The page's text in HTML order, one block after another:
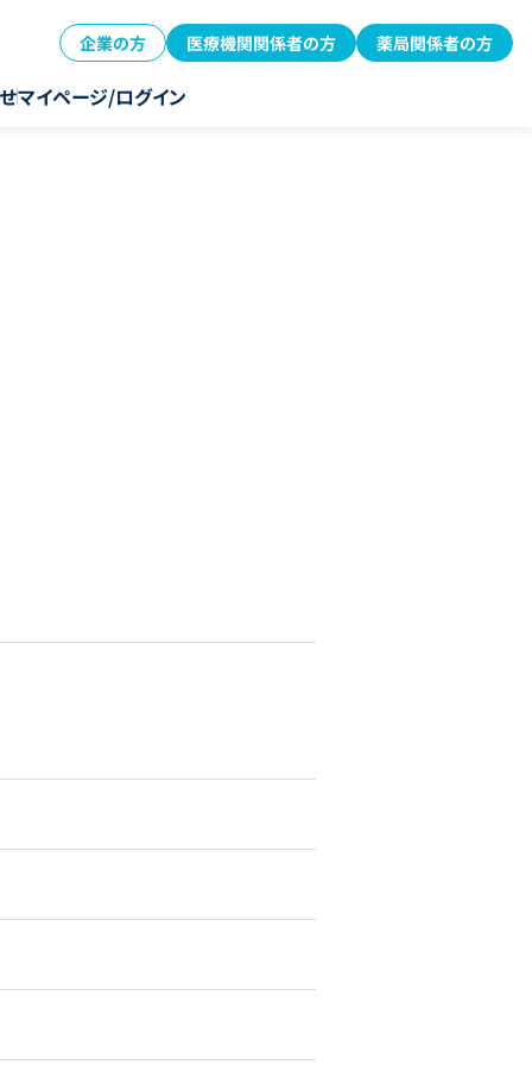
企業の方 医療機関関係者の方 薬局関係者の方
マイページ/ログイン